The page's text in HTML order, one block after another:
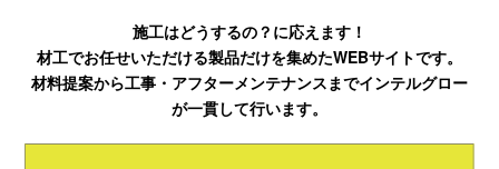
施工はどうするの？に応えます！
材工でお任せいただける製品だけを集めたWEBサイトです。
材料提案から工事・アフターメンテナンスまでインテルグロー
が一貫して行います。